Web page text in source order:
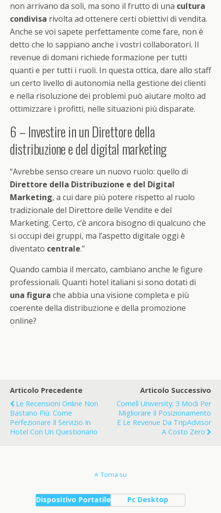
non arrivano da soli, ma sono il frutto di una cultura
condivisa rivolta ad ottenere certi obiettivi di vendita.
Anche se voi sapete perfettamente come fare, non è
detto che lo sappiano anche i vostri collaboratori. Il
revenue di domani richiede formazione per tutti
quanti e per tutti i ruoli. In questa ottica, dare allo staff
un certo livello di autonomia nella gestione dei clienti
e nella risoluzione dei problemi può aiutare molto ad
ottimizzare i profitti, nelle situazioni più disparate.
6 – Investire in un Direttore della
distribuzione e del digital marketing
“Avrebbe senso creare un nuovo ruolo: quello di
Direttore della Distribuzione e del Digital
Marketing, a cui dare più potere rispetto al ruolo
tradizionale del Direttore delle Vendite e del
Marketing. Certo, c’è ancora bisogno di qualcuno che
si occupi dei gruppi, ma l’aspetto digitale oggi è
diventato centrale.”
Quando cambia il mercato, cambiano anche le figure
professionali. Quanti hotel italiani si sono dotati di
una figura che abbia una visione completa e più
coerente della distribuzione e della promozione
online?
Articolo Precedente
Le Recensioni Online Non
Bastano Più: Come
Perfezionare Il Servizio In
Hotel Con Un Questionario
Articolo Successivo
Cornell University: 3 Modi Per
Migliorare Il Posizionamento
E Le Revenue Da TripAdvisor
A Costo Zero
Torna su
Dispositivo Portatile Pc Desktop